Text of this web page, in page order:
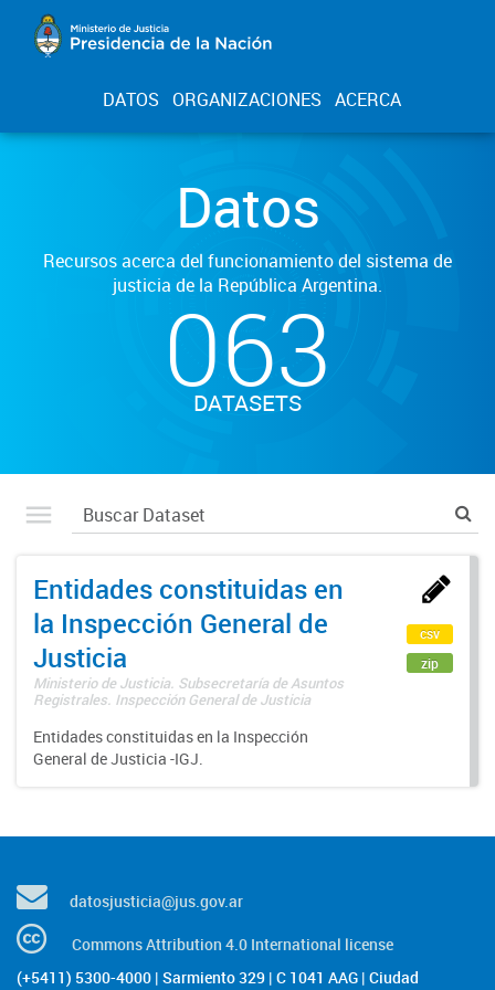
DATOS ORGANIZACIONES ACERCA
Datos
Recursos acerca del funcionamiento del sistema de
justicia de la República Argentina.
063
DATASETS
Entidades constituidas en
la Inspección General de
Justicia
Ministerio de Justicia. Subsecretaría de Asuntos
Registrales. Inspección General de Justicia
Entidades constituidas en la Inspección
General de Justicia -IGJ.
csv
zip
datosjusticia@jus.gov.ar
Commons Attribution 4.0 International license
(+5411) 5300-4000 | Sarmiento 329 | C 1041 AAG | Ciudad